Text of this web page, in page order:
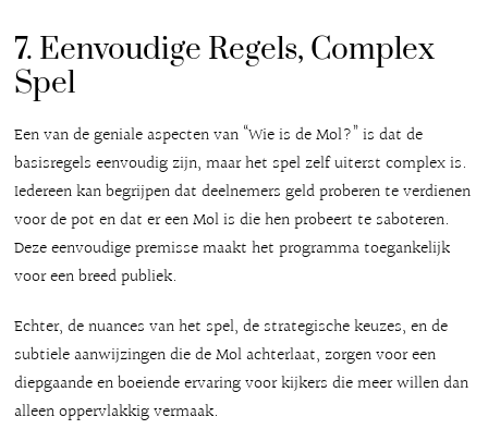
7. Eenvoudige Regels, Complex
Spel
Een van de geniale aspecten van “Wie is de Mol?” is dat de
basisregels eenvoudig zijn, maar het spel zelf uiterst complex is.
Iedereen kan begrijpen dat deelnemers geld proberen te verdienen
voor de pot en dat er een Mol is die hen probeert te saboteren.
Deze eenvoudige premisse maakt het programma toegankelijk
voor een breed publiek.
Echter, de nuances van het spel, de strategische keuzes, en de
subtiele aanwijzingen die de Mol achterlaat, zorgen voor een
diepgaande en boeiende ervaring voor kijkers die meer willen dan
alleen oppervlakkig vermaak.